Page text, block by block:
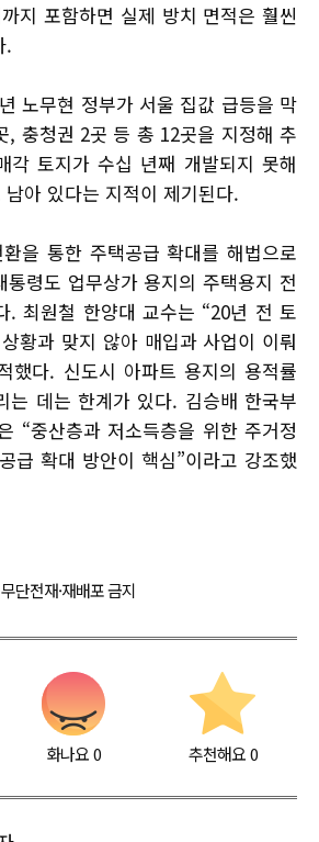
지 포함하면 실제 방치 면적은 훨씬
.
노무현 정부가 서울 집값 급등을 막
, 충청권 2곳 등 총 12곳을 지정해 추
각 토지가 수십 년째 개발되지 못해
아 있다는 지적이 제기된다.
을 통한 주택공급 확대를 해법으로
령도 업무상가 용지의 주택용지 전
. 최원철 한양대 교수는 “20년 전 토
황과 맞지 않아 매입과 사업이 이뤄
했다. 신도시 아파트 용지의 용적률
는 데는 한계가 있다. 김승배 한국부
“중산층과 저소득층을 위한 주거정
급 확대 방안이 핵심”이라고 강조했
단전재·재배포 금지
화나요0 추천해요 0